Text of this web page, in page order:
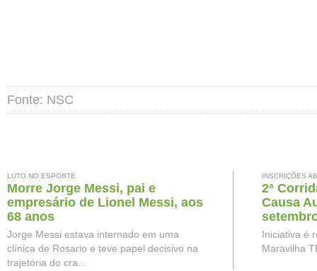
Fonte: NSC
LUTO NO ESPORTE
Morre Jorge Messi, pai e
empresário de Lionel Messi, aos
68 anos
Jorge Messi estava internado em uma
clínica de Rosario e teve papel decisivo na
trajetória do cra...
INSCRIÇÕES
2ª
Causa
Iniciativa é
Maravilha